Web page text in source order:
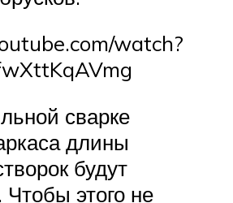
watch?
сварке
длины
будут
Чтобы этого не